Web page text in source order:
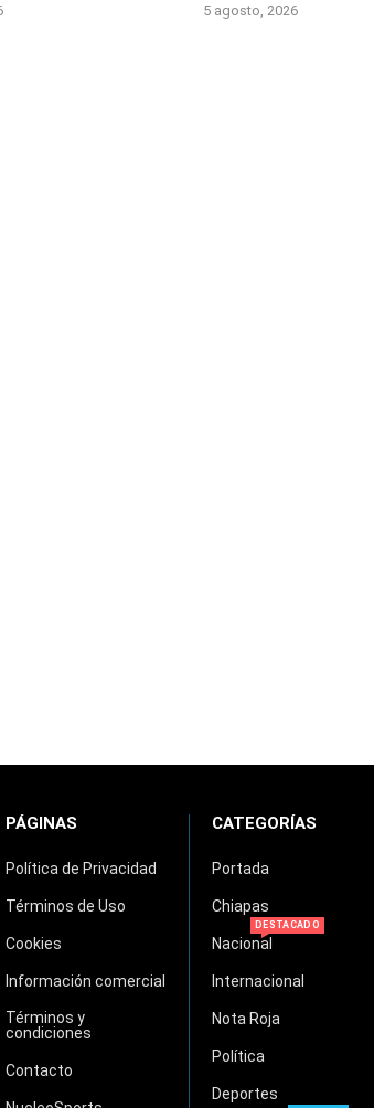
5 agosto, 2026
PÁGINAS
Política de Privacidad
Términos de Uso
Cookies
Información comercial
Términos y
condiciones
Contacto
CATEGORÍAS
Portada
Chiapas
Nacional
DESTACADO
Internacional
Nota Roja
Política
Deportes